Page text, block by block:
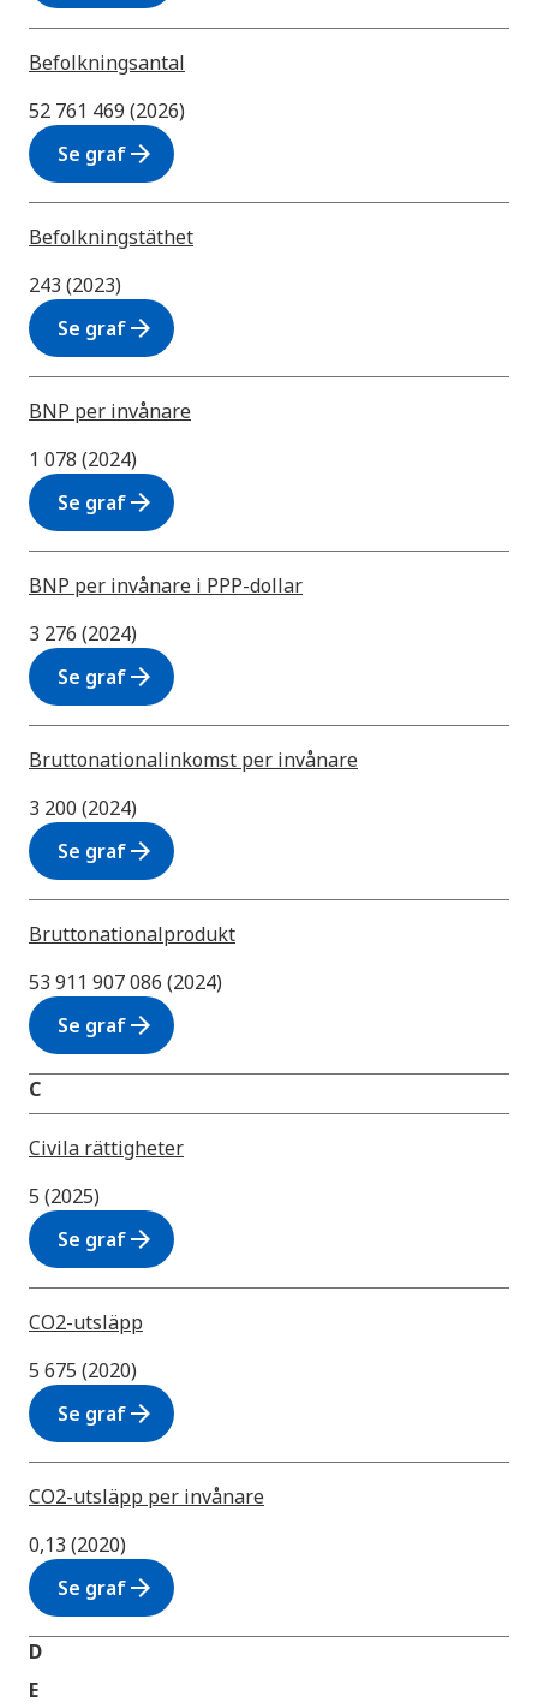
Befolkningsantal
52 761 469 (2026)
Se grafarrow_forward
Befolkningstäthet
243 (2023)
Se grafarrow_forward
BNP per invånare
1 078 (2024)
Se grafarrow_forward
BNP per invånare i PPP-dollar
3 276 (2024)
Se grafarrow_forward
Bruttonationalinkomst per invånare
3 200 (2024)
Se grafarrow_forward
Bruttonationalprodukt
53 911 907 086 (2024)
Se grafarrow_forward
C
Civila rättigheter
5 (2025)
Se grafarrow_forward
CO2-utsläpp
5 675 (2020)
Se grafarrow_forward
CO2-utsläpp per invånare
0,13 (2020)
Se grafarrow_forward
D
E